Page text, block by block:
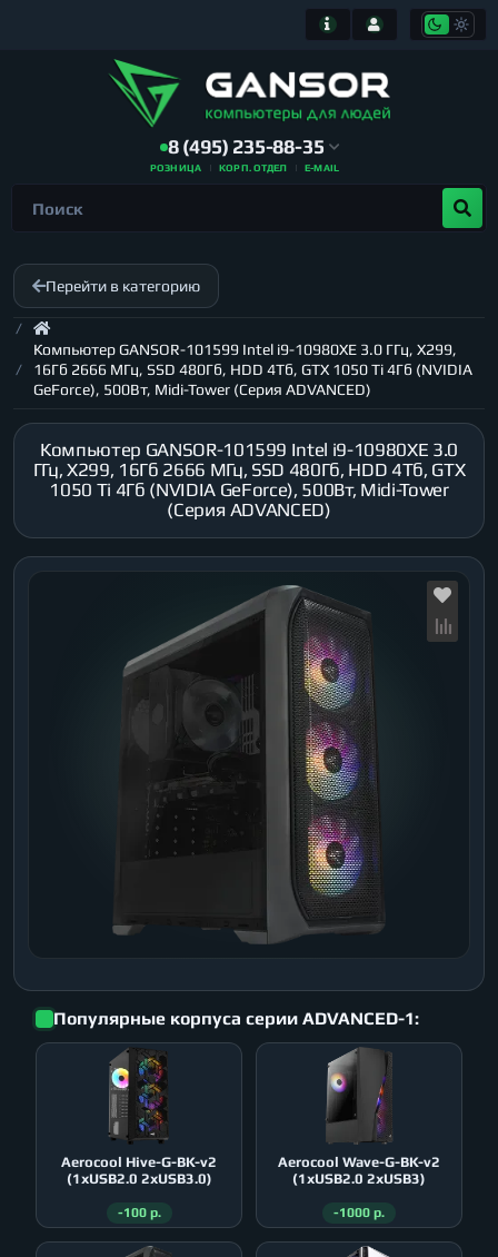
8 (495) 235-88-35
РОЗНИЦА КОРП. ОТДЕЛ E-MAIL
Перейти в категорию
Компьютер GANSOR-101599 Intel i9-10980XE 3.0 ГГц, X299,
16Гб 2666 МГц, SSD 480Гб, HDD 4Тб, GTX 1050 Ti 4Гб (NVIDIA
GeForce), 500Вт, Midi-Tower (Серия ADVANCED)
Компьютер GANSOR-101599 Intel i9-10980XE 3.0
ГГц, X299, 16Гб 2666 МГц, SSD 480Гб, HDD 4Тб, GTX
1050 Ti 4Гб (NVIDIA GeForce), 500Вт, Midi-Tower
(Серия ADVANCED)
Популярные корпуса серии ADVANCED-1:
Aerocool Hive-G-BK-v2
(1xUSB2.0 2xUSB3.0)
-100 р.
Aerocool Wave-G-BK-v2
(1xUSB2.0 2xUSB3)
-1000 р.